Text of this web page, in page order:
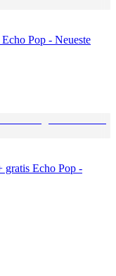
Pop - Neueste
gratis Echo Pop -